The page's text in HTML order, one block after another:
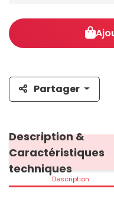
Partager
Description &
Caractéristiques
techniques
Description